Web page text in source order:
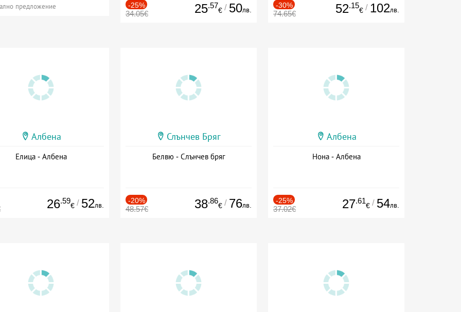
предложение -25%
34.05€ 25.57
€ / 50лв.
-30%
74.65€ 52.15
€ / 102лв.
Албена
Елица - Албена
26.59
€ / 52лв.
Слънчев Бряг
Белвю - Слънчев бряг
-20%
48.57€ 38.86
€ / 76лв.
Албена
Нона - Албена
-25%
37.02€ 27.61
€ / 54лв.